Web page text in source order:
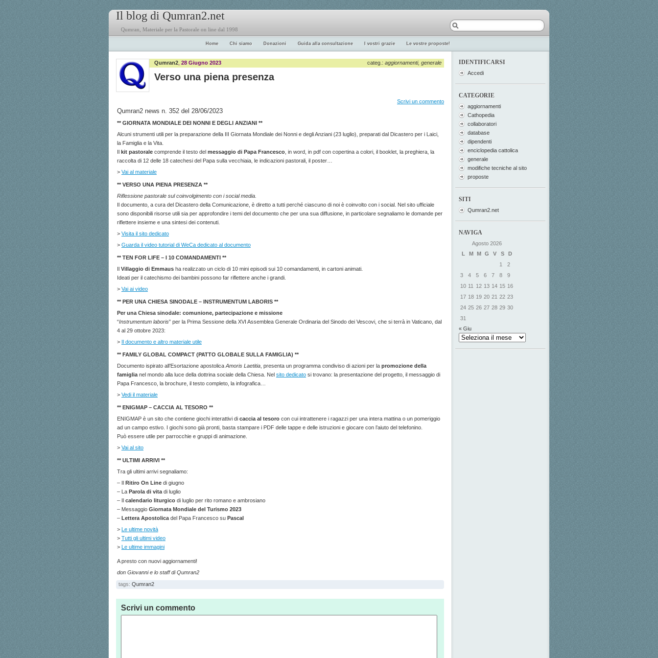
Il blog di Qumran2.net
Qumran, Materiale per la Pastorale on line dal 1998
Home Chi siamo Donazioni Guida alla consultazione I vostri grazie Le vostre proposte!
Qumran2 28 Giugno 2023 categ.: aggiornamenti, generale
Verso una piena presenza
Scrivi un commento
Qumran2 news n. 352 del 28/06/2023
** GIORNATA MONDIALE DEI NONNI E DEGLI ANZIANI **
Alcuni strumenti utili per la preparazione della III Giornata Mondiale dei Nonni e degli Anziani (23 luglio), preparati dal Dicastero per i Laici,
la Famiglia e la Vita.
Il kit pastorale comprende il testo del messaggio di Papa Francesco , in word, in pdf con copertina a colori, il booklet, la preghiera, la
raccolta di 12 delle 18 catechesi del Papa sulla vecchiaia, le indicazioni pastorali, il poster…
> Vai al materiale
** VERSO UNA PIENA PRESENZA **
Riflessione pastorale sul coinvolgimento con i social media.
Il documento, a cura del Dicastero della Comunicazione, è diretto a tutti perché ciascuno di noi è coinvolto con i social. Nel sito ufficiale
sono disponibili risorse utili sia per approfondire i temi del documento che per una sua diffusione, in particolare segnaliamo le domande per
riflettere insieme e una sintesi dei contenuti.
> Visita il sito dedicato
> Guarda il video tutorial di WeCa dedicato al documento
** TEN FOR LIFE – I 10 COMANDAMENTI **
Il Villaggio di Emmaus ha realizzato un ciclo di 10 mini episodi sui 10 comandamenti, in cartoni animati.
Ideati per il catechismo dei bambini possono far riflettere anche i grandi.
> Vai ai video
** PER UNA CHIESA SINODALE – INSTRUMENTUM LABORIS **
Per una Chiesa sinodale: comunione, partecipazione e missione
“Instrumentum laboris” per la Prima Sessione della XVI Assemblea Generale Ordinaria del Sinodo dei Vescovi, che si terrà in Vaticano, dal
4 al 29 ottobre 2023:
> Il documento e altro materiale utile
** FAMILY GLOBAL COMPACT (PATTO GLOBALE SULLA FAMIGLIA) **
Documento ispirato all’Esortazione apostolica Amoris Laetitia , presenta un programma condiviso di azioni per la promozione della
famiglia nel mondo alla luce della dottrina sociale della Chiesa. Nel sito dedicato si trovano: la presentazione del progetto, il messaggio di
Papa Francesco, la brochure, il testo completo, la infografica…
> Vedi il materiale
** ENIGMAP – CACCIA AL TESORO **
ENIGMAP è un sito che contiene giochi interattivi di caccia al tesoro con cui intrattenere i ragazzi per una intera mattina o un pomeriggio
ad un campo estivo. I giochi sono già pronti, basta stampare i PDF delle tappe e delle istruzioni e giocare con l’aiuto del telefonino.
Può essere utile per parrocchie e gruppi di animazione.
> Vai al sito
** ULTIMI ARRIVI **
Tra gli ultimi arrivi segnaliamo:
– Il Ritiro On Line di giugno
– La Parola di vita di luglio
– Il calendario liturgico di luglio per rito romano e ambrosiano
– Messaggio Giornata Mondiale del Turismo 2023
– Lettera Apostolica del Papa Francesco su Pascal
> Le ultime novità
> Tutti gli ultimi video
> Le ultime immagini
A presto con nuovi aggiornamenti!
don Giovanni e lo staff di Qumran2
tags: Qumran2
Scrivi un commento
IDENTIFICARSI
Accedi
CATEGORIE
aggiornamenti
Cathopedia
collaboratori
database
dipendenti
enciclopedia cattolica
generale
modifiche tecniche al sito
proposte
SITI
Qumran2.net
NAVIGA
Agosto 2026
L
M M G V S
D
1
2
3
4 5 6 7 8
9
10 11 12 13 14 15 16
17 18 19 20 21 22 23
24 25 26 27 28 29 30
31
« Giu